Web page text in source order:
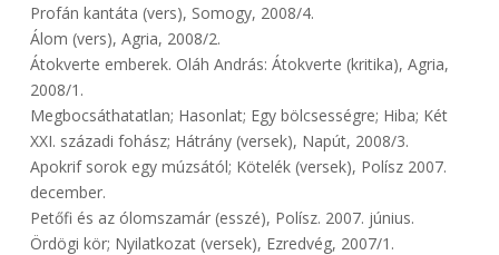
Profán kantáta (vers), Somogy, 2008/4.
Álom (vers), Agria, 2008/2.
Átokverte emberek. Oláh András: Átokverte (kritika), Agria,
2008/1.
Megbocsáthatatlan; Hasonlat; Egy bölcsességre; Hiba; Két
XXI. századi fohász; Hátrány (versek), Napút, 2008/3.
Apokrif sorok egy múzsától; Kötelék (versek), Polísz 2007.
december.
Petőfi és az ólomszamár (esszé), Polísz. 2007. június.
Ördögi kör; Nyilatkozat (versek), Ezredvég, 2007/1.